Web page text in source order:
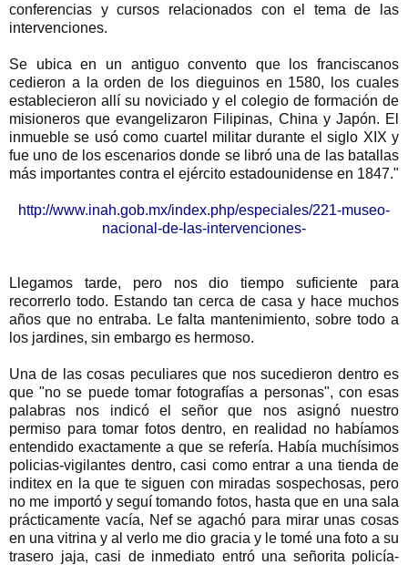
conferencias y cursos relacionados con el tema de las
intervenciones.
Se ubica en un antiguo convento que los franciscanos
cedieron a la orden de los dieguinos en 1580, los cuales
establecieron allí su noviciado y el colegio de formación de
misioneros que evangelizaron Filipinas, China y Japón. El
inmueble se usó como cuartel militar durante el siglo XIX y
fue uno de los escenarios donde se libró una de las batallas
más importantes contra el ejército estadounidense en 1847."
http://www.inah.gob.mx/index.php/especiales/221-museo-
nacional-de-las-intervenciones-
Llegamos tarde, pero nos dio tiempo suficiente para
recorrerlo todo. Estando tan cerca de casa y hace muchos
años que no entraba. Le falta mantenimiento, sobre todo a
los jardines, sin embargo es hermoso.
Una de las cosas peculiares que nos sucedieron dentro es
que "no se puede tomar fotografías a personas", con esas
palabras nos indicó el señor que nos asignó nuestro
permiso para tomar fotos dentro, en realidad no habíamos
entendido exactamente a que se refería. Había muchísimos
policias-vigilantes dentro, casi como entrar a una tienda de
inditex en la que te siguen con miradas sospechosas, pero
no me importó y seguí tomando fotos, hasta que en una sala
prácticamente vacía, Nef se agachó para mirar unas cosas
en una vitrina y al verlo me dio gracia y le tomé una foto a su
trasero jaja, casi de inmediato entró una señorita policía-